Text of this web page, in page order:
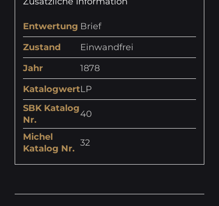
Entwertung Brief
Zustand
Einwandfrei
Jahr
1878
KatalogwertLP
SBK Katalog
Nr.
40
Michel
Katalog Nr.
32